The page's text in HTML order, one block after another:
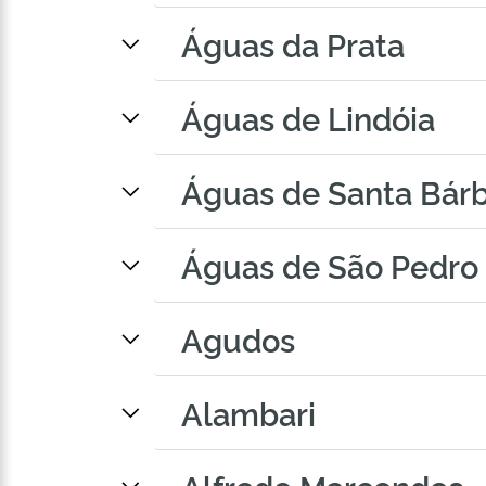
Águas da Prata
Águas de Lindóia
Águas de Santa
Águas de São Pedro
Agudos
Alambari